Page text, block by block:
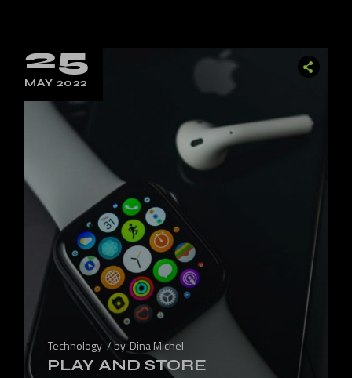
25
MAY 2022
Technology by Dina Michel
PLAY AND STORE